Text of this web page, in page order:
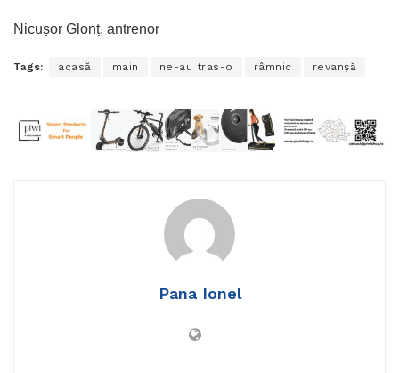
Nicușor Glonț, antrenor
Tags: acasă main ne-au tras-o râmnic revanșă
Pana Ionel